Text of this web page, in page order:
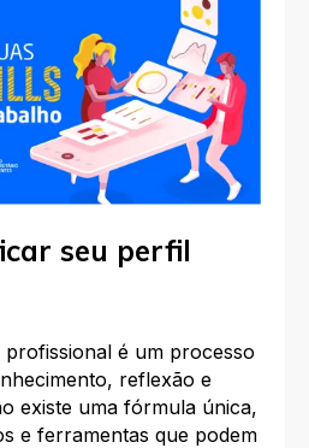
seu perfil
é um processo
reflexão e
existe uma fórmula única,
e ferramentas que podem